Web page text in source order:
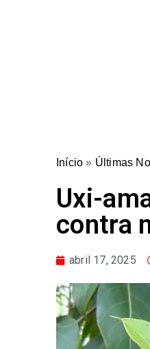
Início » Últimas
Uxi-
contra
abril 17, 2025